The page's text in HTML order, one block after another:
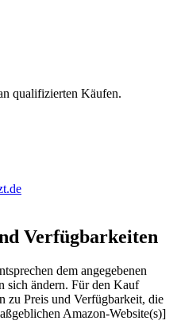
qualifizierten Käufen.
Verfügbarkeiten
dem angegebenen
sich ändern. Für den Kauf
zu Preis und Verfügbarkeit, die
Amazon-Website(s)]